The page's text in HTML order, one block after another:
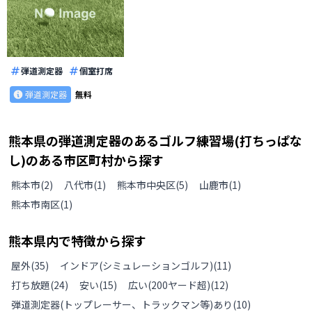
弾道測定器
個室打席
弾道測定器
無料
熊本県の弾道測定器のあるゴルフ練習場(打ちっぱな
し)のある市区町村から探す
熊本市(2) 八代市(1) 熊本市中央区(5) 山鹿市(1)
熊本市南区(1)
熊本県内で特徴から探す
屋外(35) インドア(シミュレーションゴルフ)(11)
打ち放題(24) 安い(15) 広い(200ヤード超)(12)
弾道測定器(トップレーサー、トラックマン等)あり (10)